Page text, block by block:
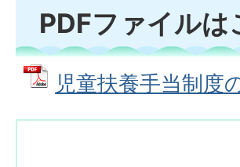
PDFファイルは
児童扶養手当制度